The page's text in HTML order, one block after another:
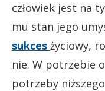
człowiek jest na
mu stan jego
sukces życiowy,
nie. W potrzebie
potrzeby